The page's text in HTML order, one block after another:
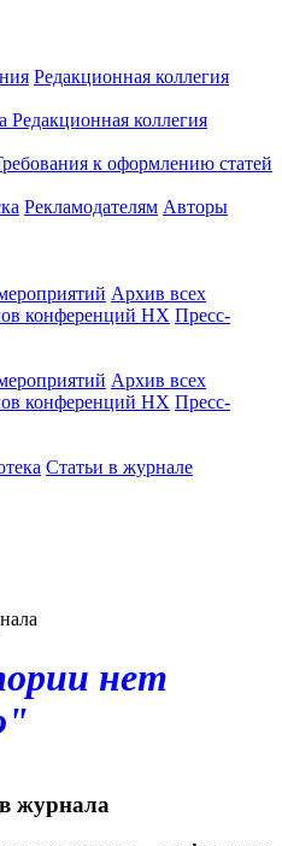
Редакционная коллегия
Редакционная коллегия
к оформлению статей
Рекламодателям Авторы
Архив всех
конференций НХ Пресс-
Архив всех
конференций НХ Пресс-
Статьи в журнале
нет
журнала